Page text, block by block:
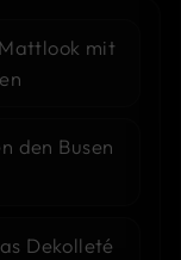
mit
den Busen
Dekolleté